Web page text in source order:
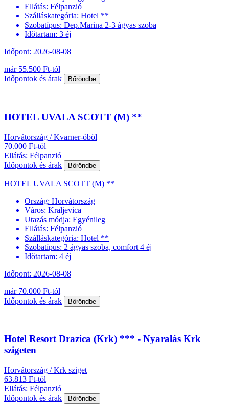
Ellátás: Félpanzió
Szálláskategória: Hotel **
Szobatípus: Dep.Marina 2-3 ágyas szoba
Időtartam: 3 éj
Időpont: 2026-08-08
már 55.500 Ft-tól
Időpontok és árak
Bőröndbe
HOTEL UVALA SCOTT (M) **
Horvátország / Kvarner-öböl
70.000 Ft-tól
Ellátás: Félpanzió
Időpontok és árak
Bőröndbe
HOTEL UVALA SCOTT (M) **
Ország: Horvátország
Város: Kraljevica
Utazás módja: Egyénileg
Ellátás: Félpanzió
Szálláskategória: Hotel **
Szobatípus: 2 ágyas szoba, comfort 4 éj
Időtartam: 4 éj
Időpont: 2026-08-08
már 70.000 Ft-tól
Időpontok és árak
Bőröndbe
Hotel Resort Drazica (Krk) *** - Nyaralás Krk
szigeten
Horvátország / Krk sziget
63.813 Ft-tól
Ellátás: Félpanzió
Időpontok és árak
Bőröndbe